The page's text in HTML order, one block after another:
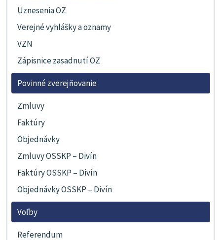
Uznesenia OZ
Verejné vyhlášky a oznamy
VZN
Zápisnice zasadnutí OZ
Povinné zverejňovanie
Zmluvy
Faktúry
Objednávky
Zmluvy OSSKP – Divín
Faktúry OSSKP – Divín
Objednávky OSSKP – Divín
Voľby
Referendum